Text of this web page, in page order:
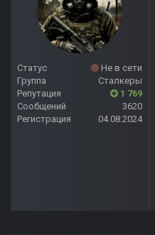
Статус
Не в сети
Группа
Сталкеры
Репутация
1 769
Сообщений
3620
Регистрация
04.08.2024